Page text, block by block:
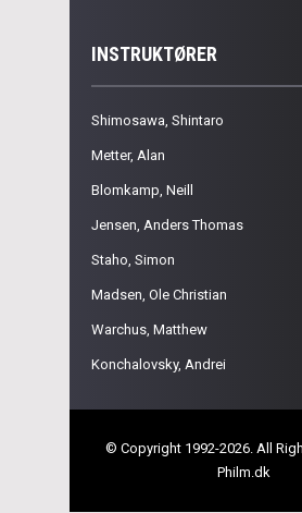
INSTRUKTØRER
Shimosawa, Shintaro
Metter, Alan
Blomkamp, Neill
Jensen, Anders Thomas
Staho, Simon
Madsen, Ole Christian
Warchus, Matthew
Konchalovsky, Andrei
© Copyright 1992-2026. All
Philm.dk